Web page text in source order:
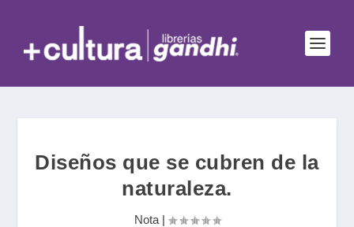
Diseños que se cubren de la
naturaleza.
Nota|